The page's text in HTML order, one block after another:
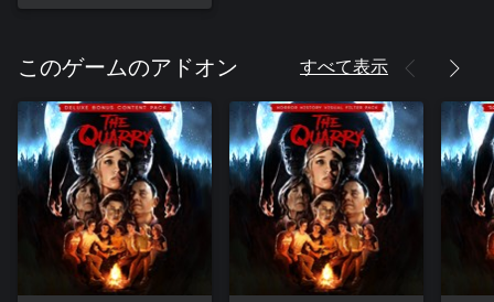
このゲームのアドオン すべて表示